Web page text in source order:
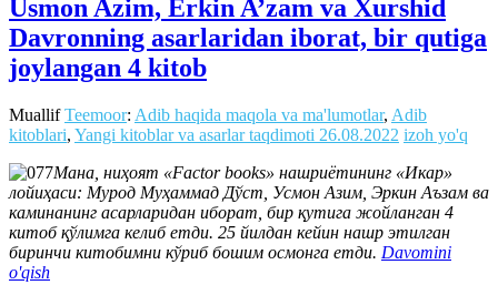
Usmon Azim, Erkin A’zam va Xurshid
Davronning asarlaridan iborat, bir qutiga
joylangan 4 kitob
MuallifTeemoor: Adib haqida maqola va ma'lumotlar, Adib
kitoblari, Yangi kitoblar va asarlar taqdimoti 26.08.2022 izoh yo'q
Мана, ниҳоят «Factor books» нашриётининг «Икар»
лойиҳаси: Мурод Муҳаммад Дўст, Усмон Азим, Эркин Аъзам ва
каминанинг асарларидан иборат, бир қутига жойланган 4
китоб қўлимга келиб етди. 25 йилдан кейин нашр этилган
биринчи китобимни кўриб бошим осмонга етди. Davomini
o'qish